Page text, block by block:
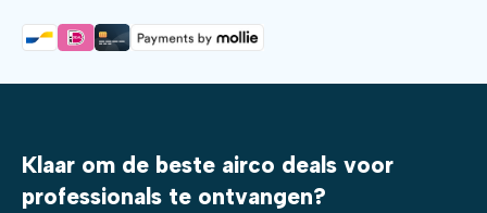
Klaar om de beste airco deals voor
professionals te ontvangen?